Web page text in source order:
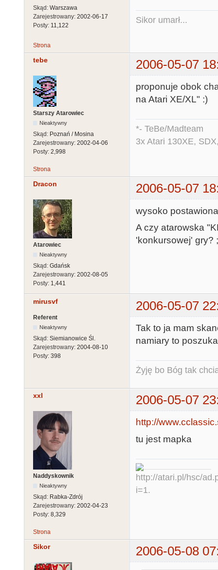
Skąd: Warszawa
Zarejestrowany: 2002-06-17
Posty: 11,122
Sikor umarł...
Strona
tebe 2006-05-07
Starszy Atarowiec
Nieaktywny
Skąd: Poznań / Mosina
Zarejestrowany: 2002-04-06
Posty: 2,998
proponuje obok
na Atari XE/XL" :)
*- TeBe/Madteam
3x Atari 130XE,
Strona
Dracon 2006-05-07
Atarowiec
Nieaktywny
Skąd: Gdańsk
Zarejestrowany: 2002-08-05
Posty: 1,441
wysoko
A czy atarowska
'konkursowej' gry?
mirusvf 2006-05-07
Referent
Nieaktywny
Skąd: Siemianowice Śl.
Zarejestrowany: 2004-08-10
Posty: 398
Tak to ja mam
namiary to
Żyję bo Bóg tak
xxl 2006-05-07
Naddyskownik
Nieaktywny
Skąd: Rabka-Zdrój
Zarejestrowany: 2002-04-23
Posty: 8,329
http://
tu jest mapka
Strona
Sikor 2006-05-08